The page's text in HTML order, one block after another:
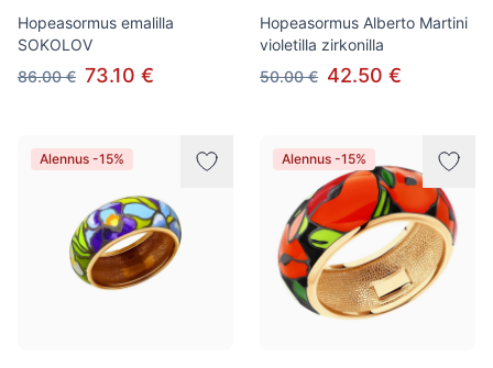
Hopeasormus emalilla
SOKOLOV
86.00 € 73.10 €
Hopeasormus Alberto Martini
violetilla zirkonilla
50.00 € 42.50 €
Alennus -15% Alennus -15%